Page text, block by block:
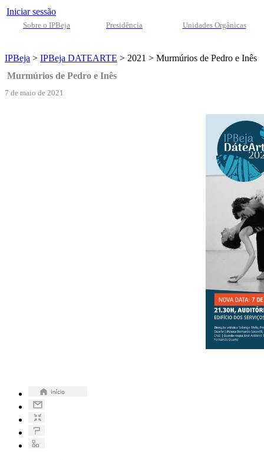
Iniciar sessão
Sobre o IPBeja Presidência Unidades Orgânicas
IPBeja > IPBeja DATEARTE > 2021 > Murmúrios de Pedro e Inês
Murmúrios de Pedro e Inês
7 de maio de 2021